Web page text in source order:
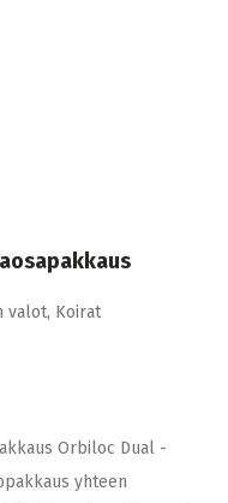
valot, Koirat
Orbiloc Dual -
yhteen